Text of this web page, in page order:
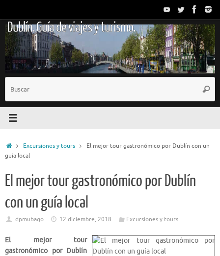
contenido
Dublín. Guía de viajes y turismo.
InicioExcursiones y tours
El mejor tour gastronómico por Dublín con un
guía local
El mejor tour gastronómico por Dublín
con un guía local
dpmubago 12 diciembre, 2018 Excursiones y tours
El mejor tour
gastronómico por Dublín